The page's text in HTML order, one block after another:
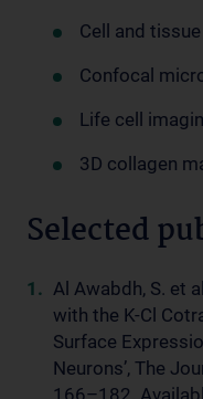
Cell and
Confocal
Life cell
3D collagen
Selected
Al Awabdh, S. et
with the K-Cl
Surface
Neurons’, The
166–182.